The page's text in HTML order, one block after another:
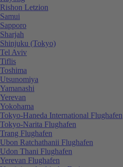
Rishon Letzion
Samui
Sapporo
Sharjah
Shinjuku (Tokyo)
Tel Aviv
Tiflis
Toshima
Utsunomiya
Yamanashi
Yerevan
Yokohama
Tokyo-Haneda International Flughafen
Tokyo-Narita Flughafen
Trang Flughafen
Ubon Ratchathanii Flughafen
Udon Thani Flughafen
Yerevan Flughafen